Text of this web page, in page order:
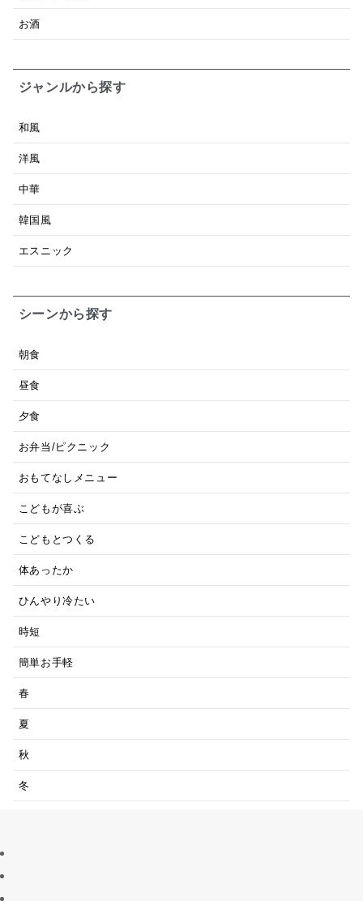
お酒
ジャンルから探す
和風
洋風
中華
韓国風
エスニック
シーンから探す
朝食
昼食
夕食
お弁当/ピクニック
おもてなしメニュー
こどもが喜ぶ
こどもとつくる
体あったか
ひんやり冷たい
時短
簡単お手軽
春
夏
秋
冬